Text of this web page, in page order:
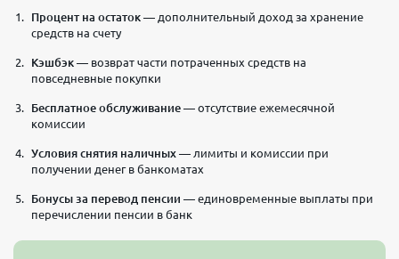
Процент на остаток — дополнительный доход за хранение
средств на счету
Кэшбэк — возврат части потраченных средств на
повседневные покупки
Бесплатное обслуживание — отсутствие ежемесячной
комиссии
Условия снятия наличных — лимиты и комиссии при
получении денег в банкоматах
Бонусы за перевод пенсии — единовременные выплаты при
перечислении пенсии в банк